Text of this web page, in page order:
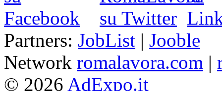
Partners: JobList | Jooble
Network romalavora.com |
© 2026 AdExpo.it